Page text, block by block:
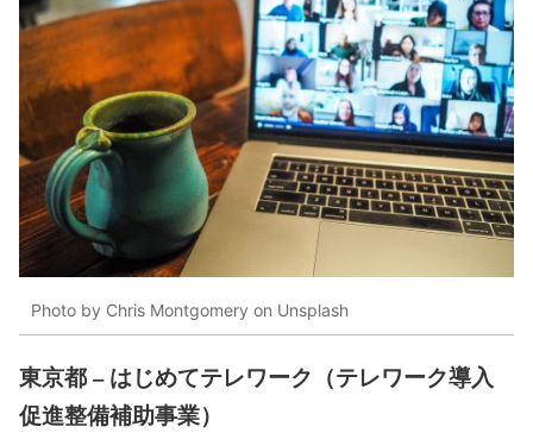
Photo by Chris Montgomery on Unsplash
東京都 – はじめてテレワーク（テレワーク導入
促進整備補助事業）